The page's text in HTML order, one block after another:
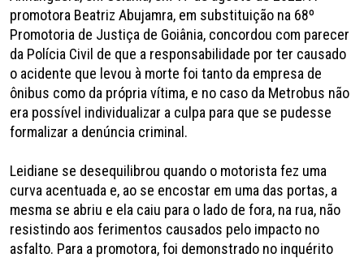
promotora Beatriz Abujamra, em substituição na 68º
Promotoria de Justiça de Goiânia, concordou com parecer
da Polícia Civil de que a responsabilidade por ter causado
o acidente que levou à morte foi tanto da empresa de
ônibus como da própria vítima, e no caso da Metrobus não
era possível individualizar a culpa para que se pudesse
formalizar a denúncia criminal.
Leidiane se desequilibrou quando o motorista fez uma
curva acentuada e, ao se encostar em uma das portas, a
mesma se abriu e ela caiu para o lado de fora, na rua, não
resistindo aos ferimentos causados pelo impacto no
asfalto. Para a promotora, foi demonstrado no inquérito